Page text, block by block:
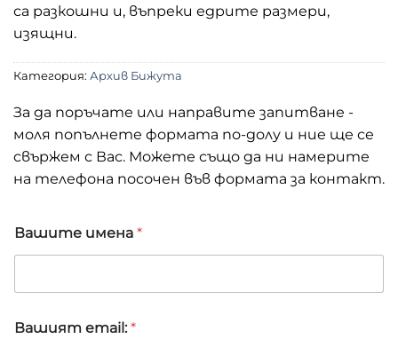
са разкошни и, въпреки едрите размери,
изящни.
Категория: Архив Бижута
За да поръчате или направите запитване -
моля попълнете формата по-долу и ние ще се
свържем с Вас. Можете също да ни намерите
на телефона посочен във формата за контакт.
а
ш
я
А
Вашите имена *
Вашият email: *